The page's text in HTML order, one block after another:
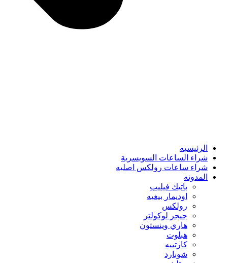
الرئيسيه
شراء الساعات السويسرية
شراء ساعات رولكس اصليه
المدونه
باتيك فيليب
اوديمار بيغيه
رولكس
جيجر لوكولتر
هاري وينستون
هبلوت
كارتييه
شوبارد